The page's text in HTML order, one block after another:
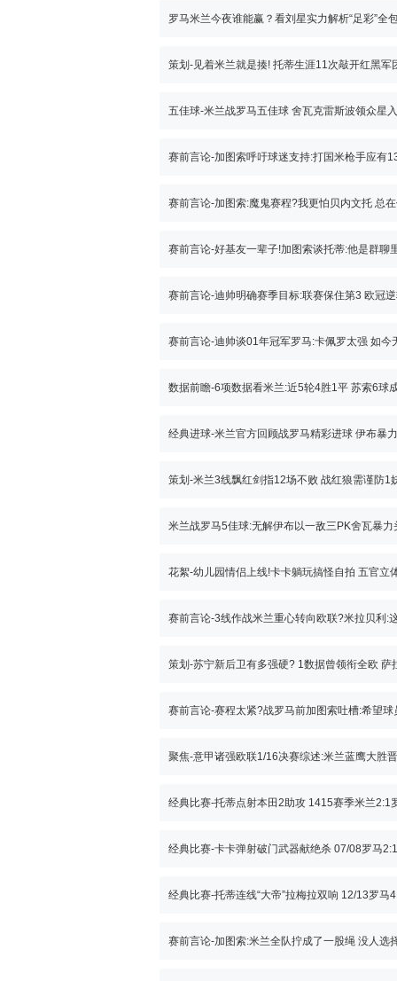
五佳球-米兰战罗马五佳球 舍瓦克雷斯波领众星
赛前言论-迪帅明确赛季目标:联赛保住第3 欧冠
策划-米兰3线飘红剑指12场不败 战红狼需谨防1
米兰战罗马5佳球:无解伊布以一敌三PK舍瓦暴力
经典比赛-托蒂点射本田2助攻 1415赛季米兰2:1